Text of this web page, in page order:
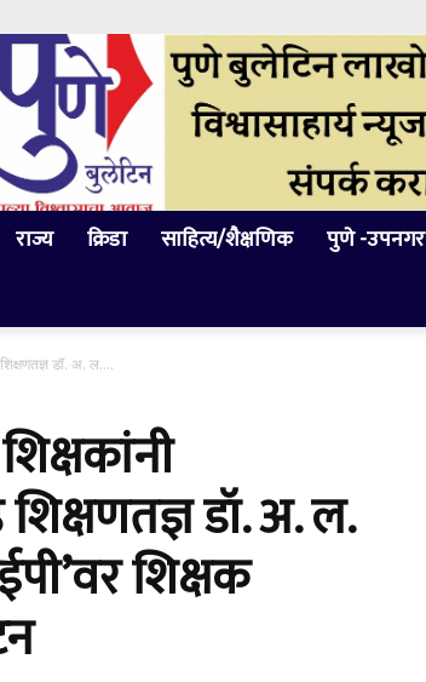
राज्य क्रिडा साहित्य/शैक्षणिक पुणे -उपनगर
डॉ. अ. ल....
डॉ. अ. ल.
शिक्षक